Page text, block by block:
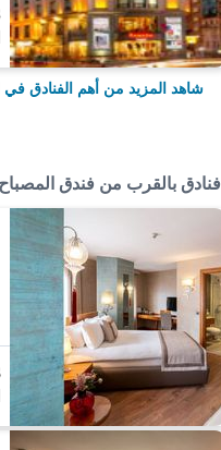
شاهد المزيد من أهم الفنادق
فنادق بالقرب من فندق المصباح